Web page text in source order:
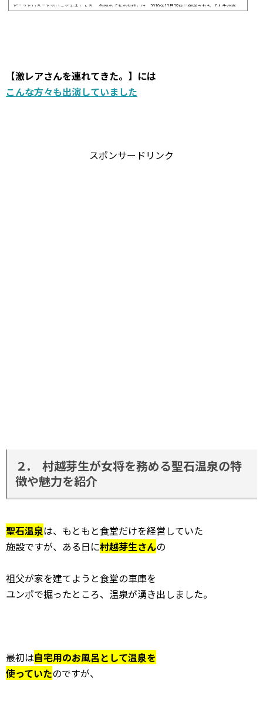
どこ？ということでいってみましょう。 今回の「あのお店」は、2019年12月28日に放送された 「人生の楽
【激レアさんを連れてきた。】には
こんな方々も出演していました
スポンサードリンク
２. 村越芽生が女将を務める聖石温泉の特
徴や魅力を紹介
聖石温泉は、もともと食堂だけを経営していた
施設ですが、ある日に村越芽生さんの
祖父が家を建てようと食堂の車庫を
ユンポで掘ったところ、温泉が湧き出しました。
最初は自宅用のお風呂として温泉を
使っていたのですが、